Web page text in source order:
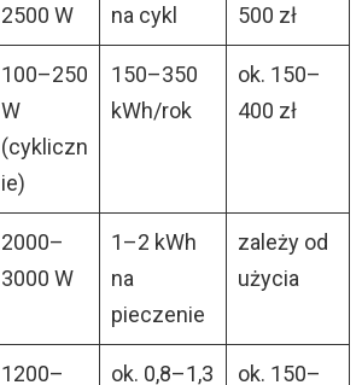
2500 W na cykl 500 zł
100–250
W
(cykliczn
ie)
150–350
kWh/rok
ok. 150–
400 zł
2000–
3000 W
1–2 kWh
na
pieczenie
zależy od
użycia
1200–
ok. 0,8–1,3
ok. 150–